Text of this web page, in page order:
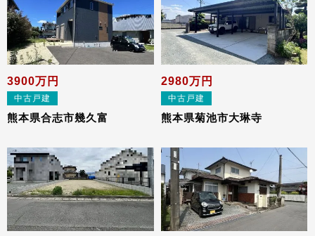
3900万円
中古戸建
熊本県合志市幾久富
2980万円
中古戸建
熊本県菊池市⼤琳寺